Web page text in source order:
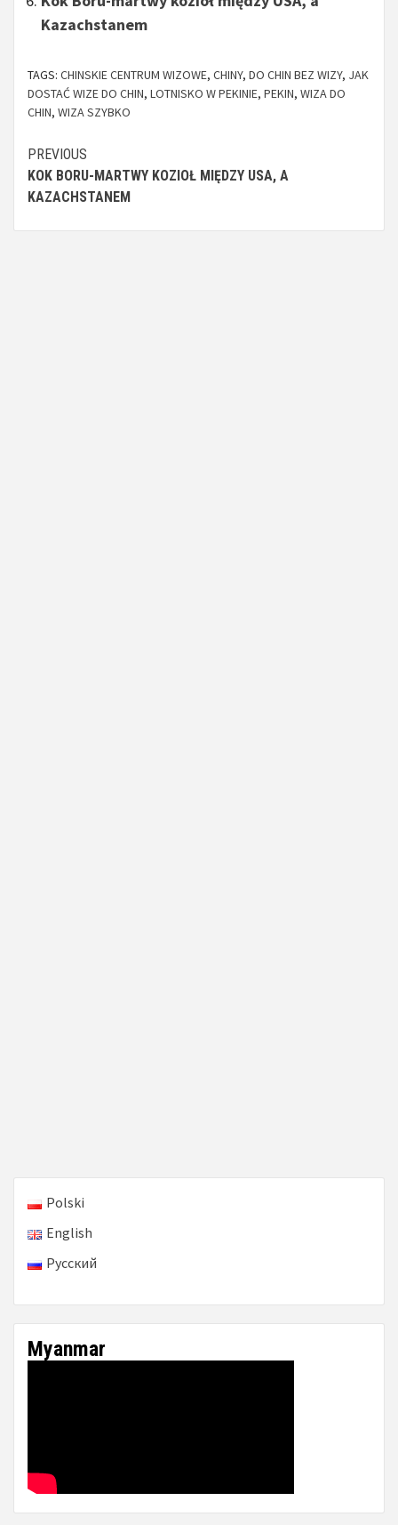
Kazachstanem
TAGS: CHINSKIE CENTRUM WIZOWE, CHINY, DO CHIN BEZ WIZY, JAK
DOSTAĆ WIZE DO CHIN, LOTNISKO W PEKINIE, PEKIN, WIZA DO
CHIN, WIZA SZYBKO
Continue
Reading
PREVIOUS
KOK BORU-MARTWY KOZIOŁ MIĘDZY USA, A
KAZACHSTANEM
Polski
English
Русский
Myanmar